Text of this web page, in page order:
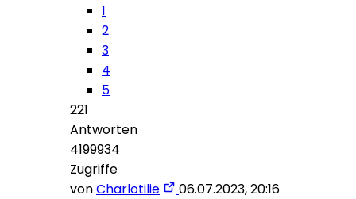
1
2
3
4
5
221
Antworten
4199934
Zugriffe
vonCharlotilie 06.07.2023, 20:16